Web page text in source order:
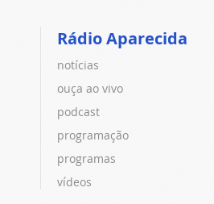
Rádio Aparecida
notícias
ouça ao vivo
podcast
programação
programas
vídeos